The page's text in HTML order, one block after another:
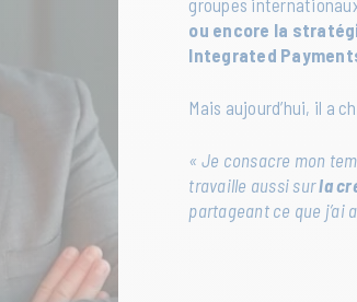
ou encore la
Integrated
Mais aujourd’hui, il a
« Je consacre mon
travaille aussi surla
partageant ce que j’ai